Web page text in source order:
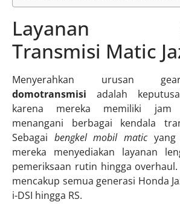
Layanan
Transmisi Matic
Menyerahkan urusan
domotransmisi adalah
karena mereka memiliki jam
menangani berbagai kendala
Sebagai bengkel mobil maticyang
mereka menyediakan layanan
pemeriksaan rutin hingga
mencakup semua generasi Honda
i-DSI hingga RS.